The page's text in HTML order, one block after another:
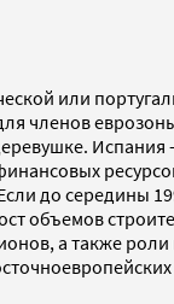
или
членов
до середины
объемов
а также